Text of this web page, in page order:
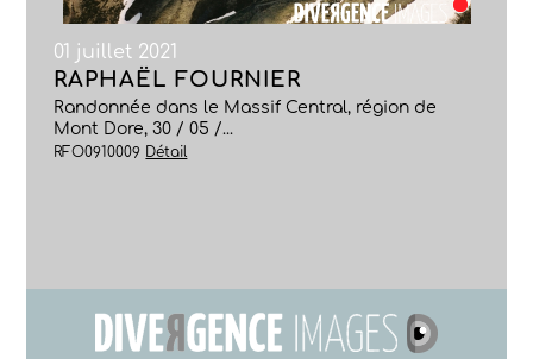
01 juillet 2021
RAPHAËL FOURNIER
Randonnée dans le Massif Central, région de
Mont Dore, 30 / 05 /...
RFO0910009 Détail